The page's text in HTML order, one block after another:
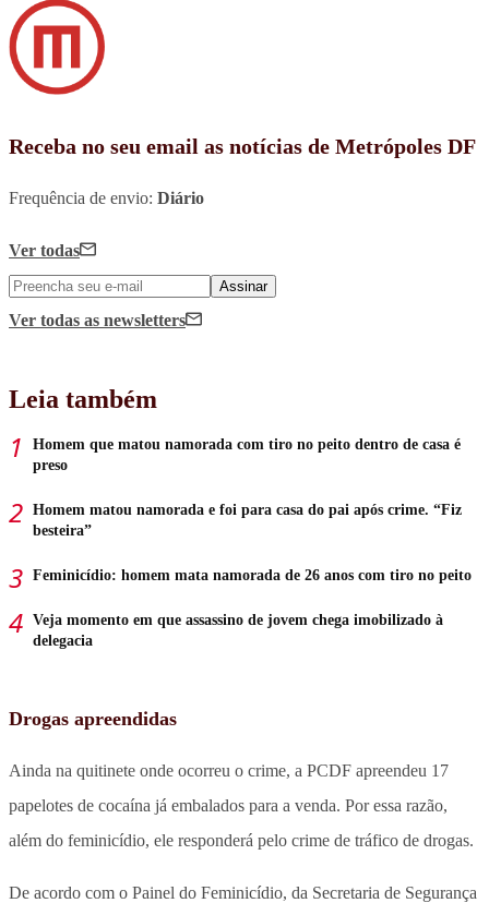
Receba no seu email as notícias de Metrópoles DF
Frequência de envio: Diário
Ver todas
Assinar
Ver todas as newsletters
Leia também
Homem que matou namorada com tiro no peito dentro de casa é
preso
Homem matou namorada e foi para casa do pai após crime. “Fiz
besteira”
Feminicídio: homem mata namorada de 26 anos com tiro no peito
Veja momento em que assassino de jovem chega imobilizado à
delegacia
Drogas apreendidas
Ainda na quitinete onde ocorreu o crime, a PCDF apreendeu 17
papelotes de cocaína já embalados para a venda. Por essa razão,
além do feminicídio, ele responderá pelo crime de tráfico de drogas.
De acordo com o Painel do Feminicídio, da Secretaria de Segurança